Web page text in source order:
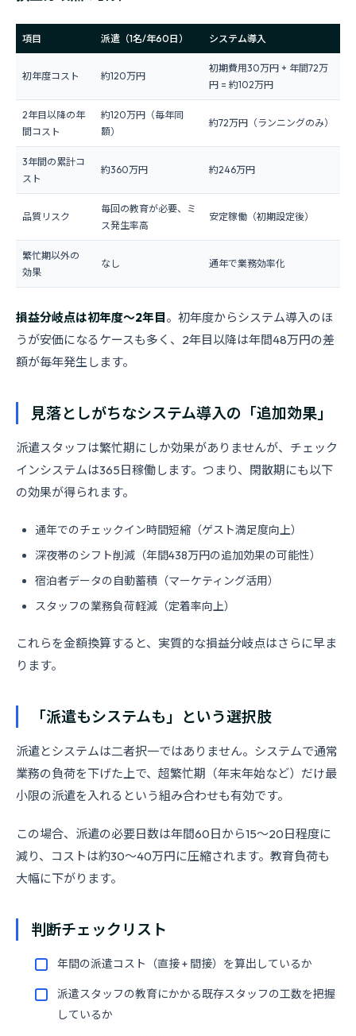
項目 派遣（1名/年60日） システム導入
初年度コスト 約120万円
初期費用30万円 + 年間72万
円 = 約102万円
2年目以降の年
間コスト
約120万円（毎年同
額）
約72万円（ランニングのみ）
3年間の累計コ
スト
約360万円 約246万円
品質リスク
毎回の教育が必要、ミ
ス発生率高
安定稼働（初期設定後）
繁忙期以外の
効果
なし 通年で業務効率化
損益分岐点は初年度〜2年目。初年度からシステム導入のほ
うが安価になるケースも多く、2年目以降は年間48万円の差
額が毎年発生します。
見落としがちなシステム導入の「追加効果」
派遣スタッフは繁忙期にしか効果がありませんが、チェック
インシステムは365日稼働します。つまり、閑散期にも以下
の効果が得られます。
通年でのチェックイン時間短縮（ゲスト満足度向上）
深夜帯のシフト削減（年間438万円の追加効果の可能性）
宿泊者データの自動蓄積（マーケティング活用）
スタッフの業務負荷軽減（定着率向上）
これらを金額換算すると、実質的な損益分岐点はさらに早ま
ります。
「派遣もシステムも」という選択肢
派遣とシステムは二者択一ではありません。システムで通常
業務の負荷を下げた上で、超繁忙期（年末年始など）だけ最
小限の派遣を入れるという組み合わせも有効です。
この場合、派遣の必要日数は年間60日から15〜20日程度に
減り、コストは約30〜40万円に圧縮されます。教育負荷も
大幅に下がります。
判断チェックリスト
年間の派遣コスト（直接 + 間接）を算出しているか
派遣スタッフの教育にかかる既存スタッフの工数を把握
しているか